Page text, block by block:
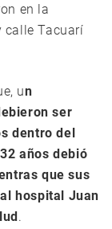
en la
calle Tacuarí
un
ser
dentro del
años debió
que sus
hospital Juan
.